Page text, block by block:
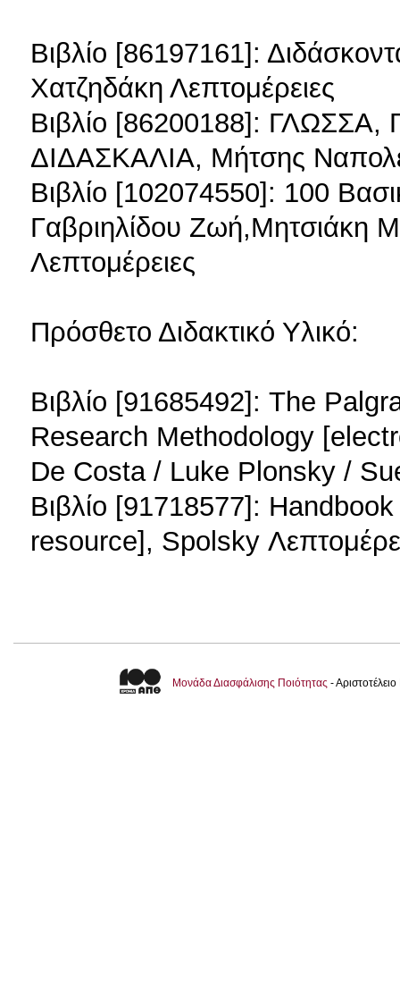
Βιβλίο [86197161]:
Χατζηδάκη Λεπτομέρειες
Βιβλίο [86200188]:
ΔΙΔΑΣΚΑΛΙΑ, Μήτσης
Βιβλίο [102074550]: 100
Γαβριηλίδου Ζωή,Μητσιάκη
Λεπτομέρειες
Πρόσθετο Διδακτικό Υλικό:
Βιβλίο [91685492]: The
Research Methodology
De Costa / Luke Plonsky /
Βιβλίο [91718577]:
resource], Spolsky
Μονάδα Διασφάλισης Ποιότητας -